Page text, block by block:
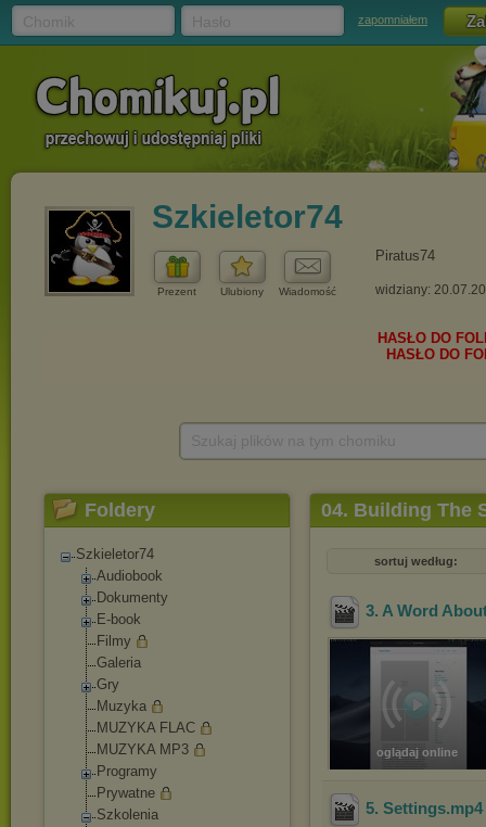
zapomniałem
Szkieletor74
Prezent Ulubiony Wiadomość
Piratus74
widziany:
Foldery
Szkieletor74
Audiobook
Dokumenty
E-book
Filmy
Galeria
Gry
Muzyka
MUZYKA FLAC
MUZYKA MP3
Programy
Prywatne
Szkolenia
04. Building The
sortuj według:
3. A Word
oglądaj online
5. Settings.mp4